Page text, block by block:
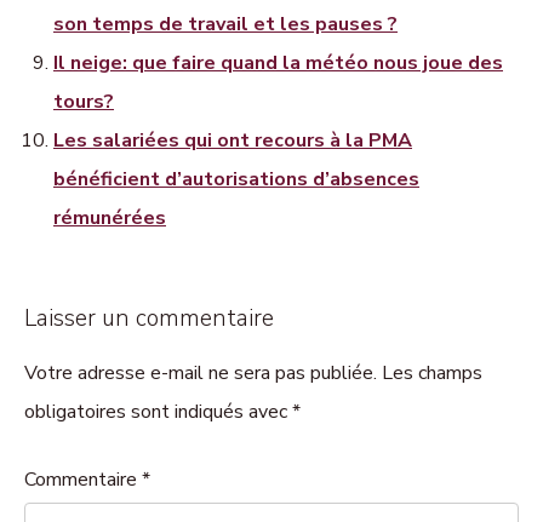
son temps de travail et les pauses ?
Il neige: que faire quand la météo nous joue des
tours?
Les salariées qui ont recours à la PMA
bénéficient d’autorisations d’absences
rémunérées
Laisser un commentaire
Votre adresse e-mail ne sera pas publiée. Les champs
obligatoires sont indiqués avec *
Commentaire *